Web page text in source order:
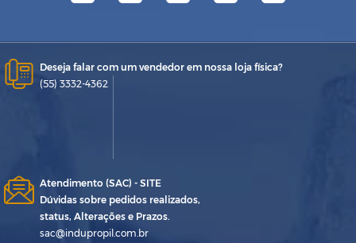
Deseja falar com um vendedor em nossa loja física?
(55) 3332-4362
Atendimento (SAC) - SITE
Dúvidas sobre pedidos realizados,
status, Alterações e Prazos.
sac@indupropil.com.br